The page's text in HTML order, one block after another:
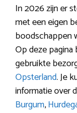
In 2026 zijn er
met een eigen
boodschappen
Op deze
gebruikte
Opsterland. Je
informatie over
Burgum,